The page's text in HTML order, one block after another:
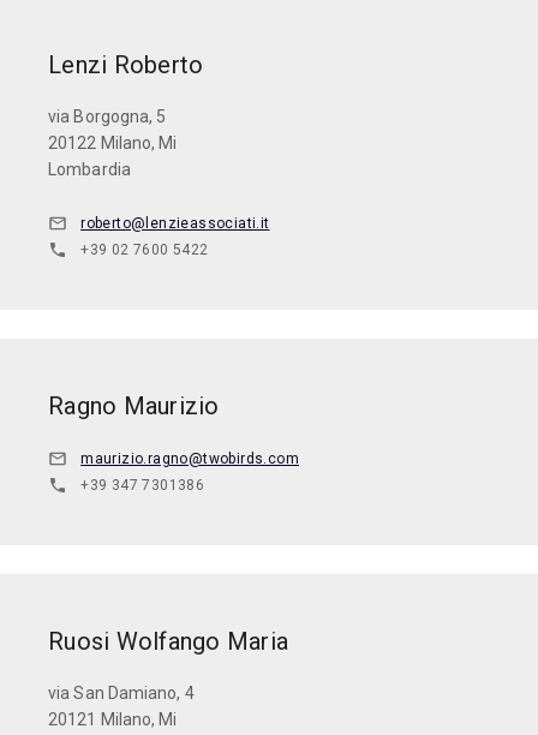
Lenzi Roberto
via Borgogna, 5
20122 Milano, Mi
Lombardia
roberto@lenzieassociati.it
+39 02 7600 5422
Ragno Maurizio
maurizio.ragno@twobirds.com
+39 347 7301386
Ruosi Wolfango Maria
via San Damiano, 4
20121 Milano, Mi